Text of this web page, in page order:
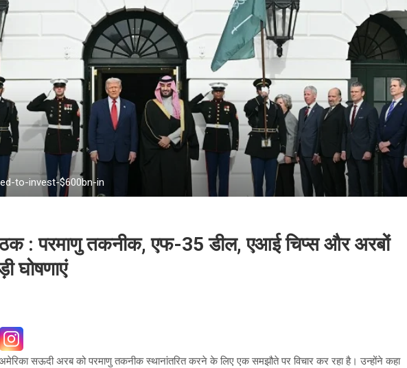
to-invest-$600bn-in
: परमाणु तकनीक, एफ-35 डील, एआई चिप्स और अरबों
घोषणाएं
सऊदी अरब को परमाणु तकनीक स्थानांतरित करने के लिए एक समझौते पर विचार कर रहा है। उन्होंने कहा